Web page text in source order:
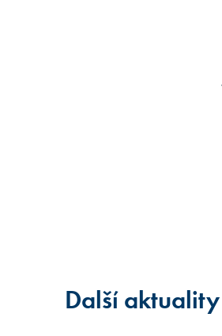
Další aktuality